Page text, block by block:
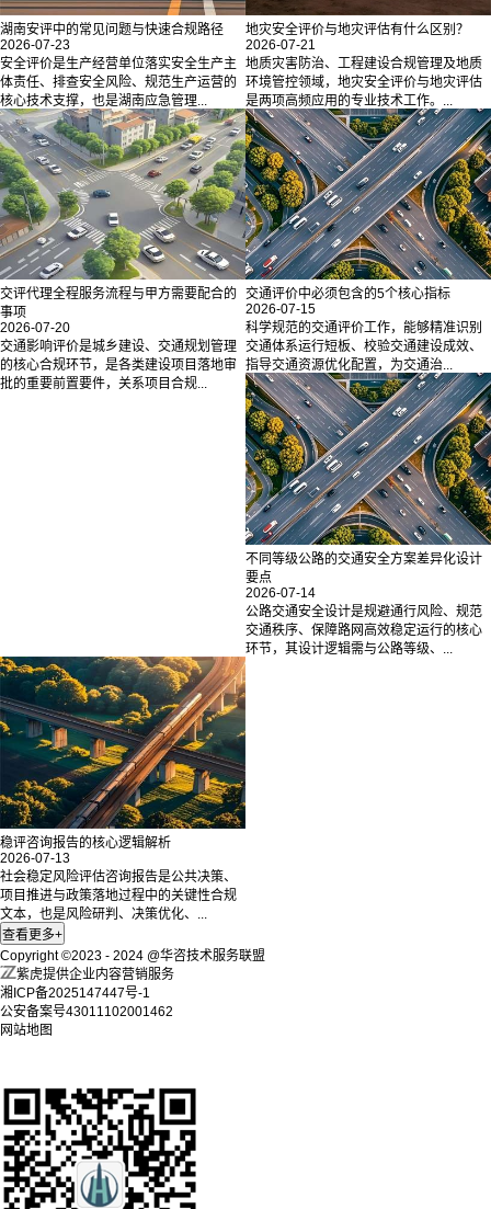
湖南安评中的常见问题与快速合规路径
2026-07-23
安全评价是生产经营单位落实安全生产主
体责任、排查安全风险、规范生产运营的
核心技术支撑，也是湖南应急管理...
地灾安全评价与地灾评估有什么区别？
2026-07-21
地质灾害防治、工程建设合规管理及地质
环境管控领域，地灾安全评价与地灾评估
是两项高频应用的专业技术工作。...
交评代理全程服务流程与甲方需要配合的
事项
2026-07-20
交通影响评价是城乡建设、交通规划管理
的核心合规环节，是各类建设项目落地审
批的重要前置要件，关系项目合规...
交通评价中必须包含的5个核心指标
2026-07-15
科学规范的交通评价工作，能够精准识别
交通体系运行短板、校验交通建设成效、
指导交通资源优化配置，为交通治...
不同等级公路的交通安全方案差异化设计
要点
2026-07-14
公路交通安全设计是规避通行风险、规范
交通秩序、保障路网高效稳定运行的核心
环节，其设计逻辑需与公路等级、...
稳评咨询报告的核心逻辑解析
2026-07-13
社会稳定风险评估咨询报告是公共决策、
项目推进与政策落地过程中的关键性合规
文本，也是风险研判、决策优化、...
Copyright ©2023 - 2024 @华咨技术服务联盟
紫虎提供企业内容营销服务
湘ICP备2025147447号-1
公安备案号43011102001462
网站地图